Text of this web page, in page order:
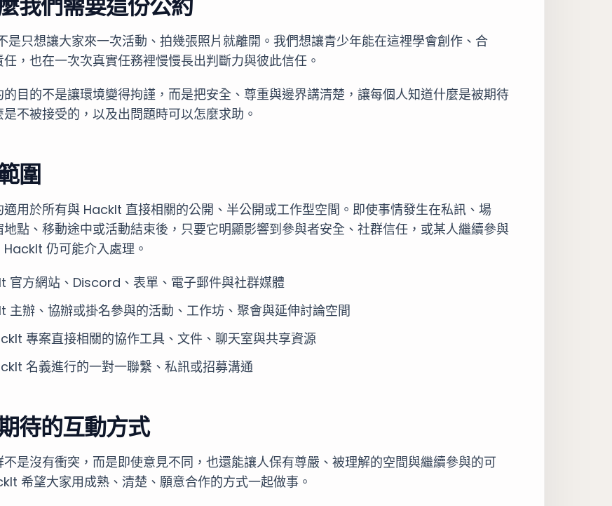
是只想讓大家來一次活動、拍幾張照片就離開。我們想讓青少年能在這裡學會創作、合
，也在一次次真實任務裡慢慢長出判斷力與彼此信任。
的目的不是讓環境變得拘謹，而是把安全、尊重與邊界講清楚，讓每個人知道什麼是被期待
是不被接受的，以及出問題時可以怎麼求助。
圍
適用於所有與 HackIt 直接相關的公開、半公開或工作型空間。即使事情發生在私訊、場
地點、移動途中或活動結束後，只要它明顯影響到參與者安全、社群信任，或某人繼續參與
HackIt 仍可能介入處理。
官方網站、Discord、表單、電子郵件與社群媒體
主辦、協辦或掛名參與的活動、工作坊、聚會與延伸討論空間
專案直接相關的協作工具、文件、聊天室與共享資源
名義進行的一對一聯繫、私訊或招募溝通
待的互動方式
不是沒有衝突，而是即使意見不同，也還能讓人保有尊嚴、被理解的空間與繼續參與的可
希望大家用成熟、清楚、願意合作的方式一起做事。